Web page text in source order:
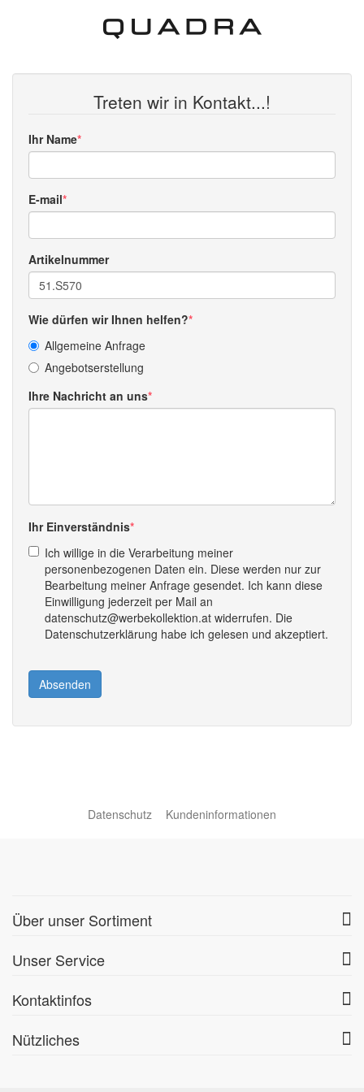
Treten wir in Kontakt...!
Ihr Name
E-mail
Artikelnummer
Wie dürfen wir Ihnen helfen?
Allgemeine Anfrage
Angebotserstellung
Ihre Nachricht an uns
Ihr Einverständnis
Ich willige in die Verarbeitung meiner
personenbezogenen Daten ein. Diese werden nur zur
Bearbeitung meiner Anfrage gesendet. Ich kann diese
Einwilligung jederzeit per Mail an
datenschutz@werbekollektion.at widerrufen. Die
Datenschutzerklärung habe ich gelesen und akzeptiert.
Absenden
Datenschutz Kundeninformationen
Über unser Sortiment
Unser Service
Kontaktinfos
Nützliches